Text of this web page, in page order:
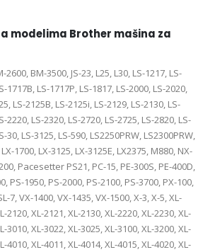
modelima Brother mašina za
2600, BM-3500, JS-23, L25, L30, LS-1217, LS-
1717B, LS-1717P, LS-1817, LS-2000, LS-2020,
LS-2125B, LS-2125i, LS-2129, LS-2130, LS-
2220, LS-2320, LS-2720, LS-2725, LS-2820, LS-
30, LS-3125, LS-590, LS2250PRW, LS2300PRW,
1700, LX-3125, LX-3125E, LX2375, M880, NX-
Pacesetter PS21, PC-15, PE-300S, PE-400D,
PS-1950, PS-2000, PS-2100, PS-3700, PX-100,
7, VX-1400, VX-1435, VX-1500, X-3, X-5, XL-
2120, XL-2121, XL-2130, XL-2220, XL-2230, XL-
3010, XL-3022, XL-3025, XL-3100, XL-3200, XL-
4010, XL-4011, XL-4014, XL-4015, XL-4020, XL-